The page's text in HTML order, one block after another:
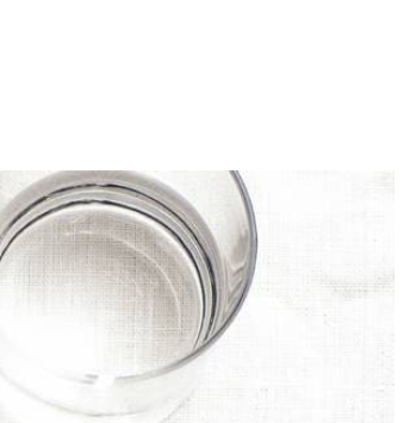
Snijd de knoflook fijn.
toe en bak 2 min. mee. Voeg de